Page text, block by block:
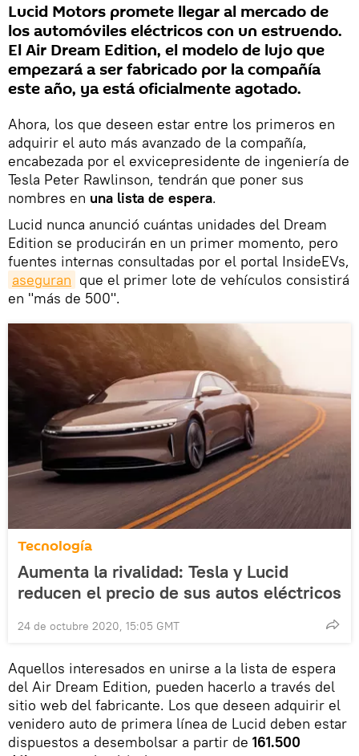
Lucid Motors promete llegar al mercado de
los automóviles eléctricos con un estruendo.
El Air Dream Edition, el modelo de lujo que
empezará a ser fabricado por la compañía
este año, ya está oficialmente agotado.
Ahora, los que deseen estar entre los primeros en
adquirir el auto más avanzado de la compañía,
encabezada por el exvicepresidente de ingeniería de
Tesla Peter Rawlinson, tendrán que poner sus
nombres en una lista de espera.
Lucid nunca anunció cuántas unidades del Dream
Edition se producirán en un primer momento, pero
fuentes internas consultadas por el portal InsideEVs,
aseguran que el primer lote de vehículos consistirá
en "más de 500".
Tecnología
Aumenta la rivalidad: Tesla y Lucid
reducen el precio de sus autos eléctricos
24 de octubre 2020, 15:05 GMT
Aquellos interesados en unirse a la lista de espera
del Air Dream Edition, pueden hacerlo a través del
sitio web del fabricante. Los que deseen adquirir el
venidero auto de primera línea de Lucid deben estar
dispuestos a desembolsar a partir de 161.500